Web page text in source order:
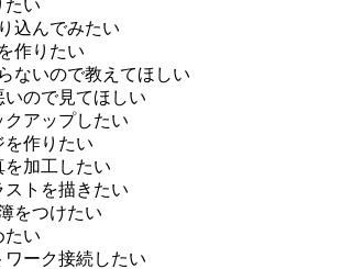
たい
込んでみたい
作りたい
ないので教えてほしい
ので見てほしい
アップしたい
作りたい
加工したい
トを描きたい
をつけたい
たい
ーク接続したい